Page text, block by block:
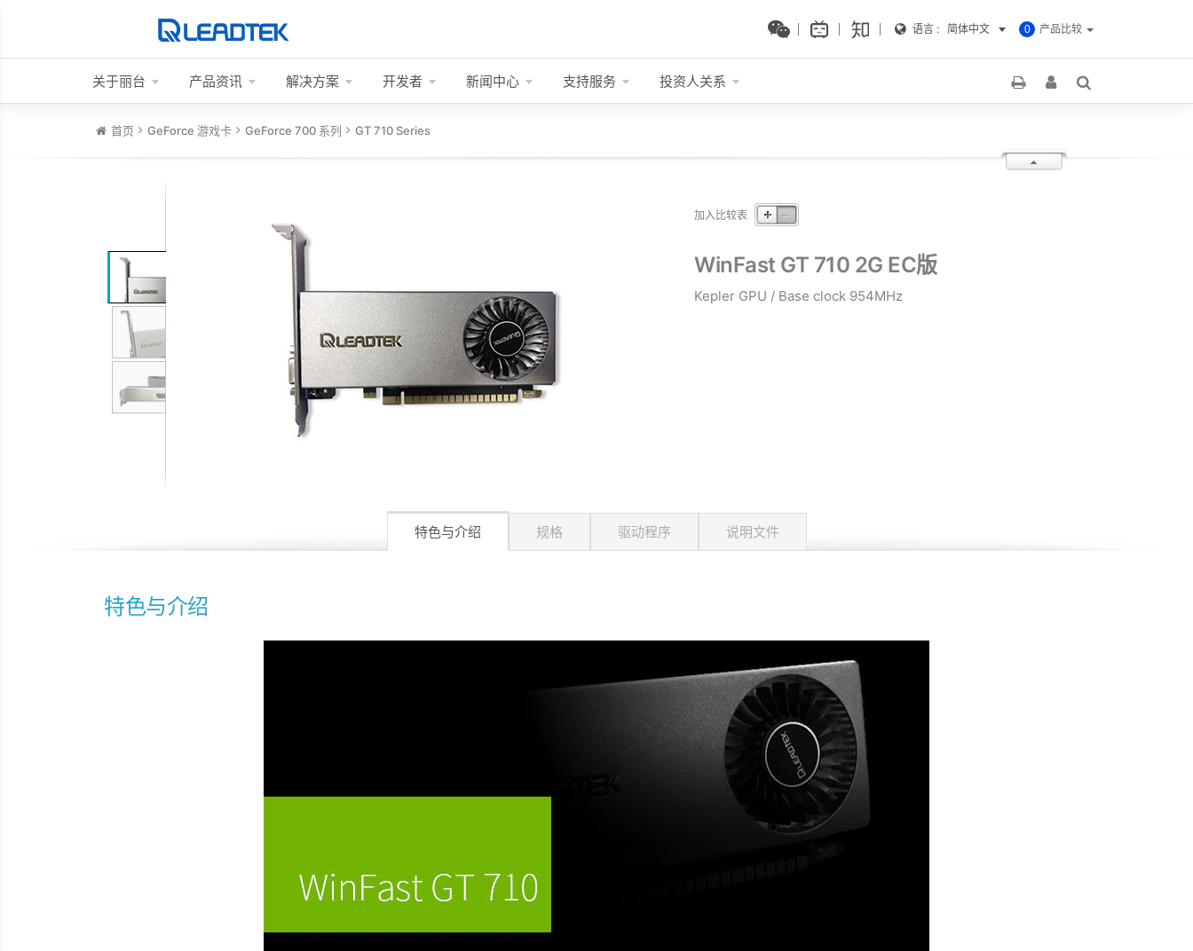
0 产品比较
语言 : 简体中文
关于丽台 产品资讯 解决方案 开发者 新闻中心 支持服务 投资人关系
首页 GeForce 游戏卡 GeForce 700 系列 GT 710 Series
加入比较表
WinFast GT 710 2G EC版
Kepler GPU / Base clock 954MHz
特色与介绍 规格 驱动程序 说明文件
特色与介绍